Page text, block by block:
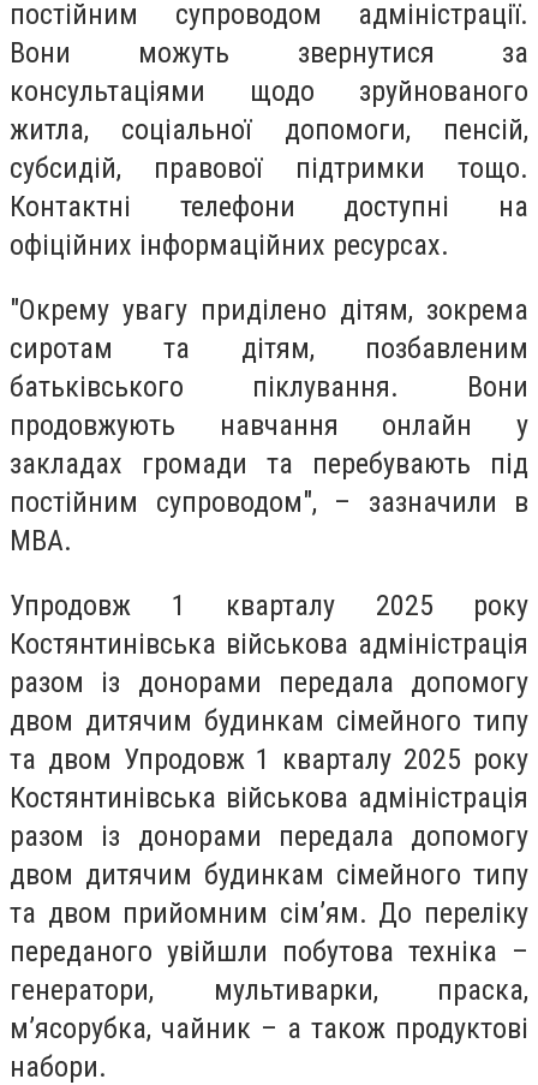
постійним супроводом адміністрації.
Вони можуть звернутися за
консультаціями щодо зруйнованого
житла, соціальної допомоги, пенсій,
субсидій, правової підтримки тощо.
Контактні телефони доступні на
офіційних інформаційних ресурсах.
"Окрему увагу приділено дітям, зокрема
сиротам та дітям, позбавленим
батьківського піклування. Вони
продовжують навчання онлайн у
закладах громади та перебувають під
постійним супроводом", – зазначили в
МВА.
Упродовж 1 кварталу 2025 року
Костянтинівська військова адміністрація
разом із донорами передала допомогу
двом дитячим будинкам сімейного типу
та двом Упродовж 1 кварталу 2025 року
Костянтинівська військова адміністрація
разом із донорами передала допомогу
двом дитячим будинкам сімейного типу
та двом прийомним сім’ям. До переліку
переданого увійшли побутова техніка –
генератори, мультиварки, праска,
м’ясорубка, чайник – а також продуктові
набори.